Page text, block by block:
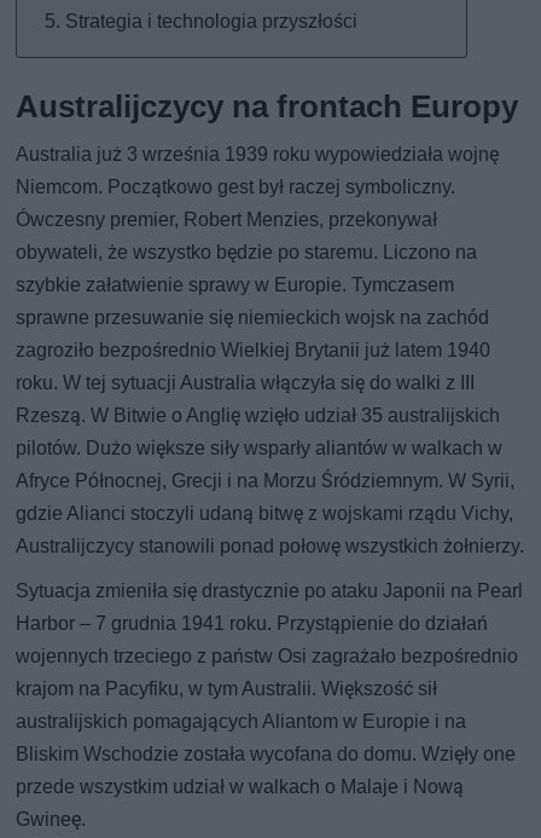
Strategia i technologia przyszłości
Australijczycy na frontach Europy
Australia już 3 września 1939 roku wypowiedziała wojnę
Niemcom. Początkowo gest był raczej symboliczny.
Ówczesny premier, Robert Menzies, przekonywał
obywateli, że wszystko będzie po staremu. Liczono na
szybkie załatwienie sprawy w Europie. Tymczasem
sprawne przesuwanie się niemieckich wojsk na zachód
zagroziło bezpośrednio Wielkiej Brytanii już latem 1940
roku. W tej sytuacji Australia włączyła się do walki z III
Rzeszą. W Bitwie o Anglię wzięło udział 35 australijskich
pilotów. Dużo większe siły wsparły aliantów w walkach w
Afryce Północnej, Grecji i na Morzu Śródziemnym. W Syrii,
gdzie Alianci stoczyli udaną bitwę z wojskami rządu Vichy,
Australijczycy stanowili ponad połowę wszystkich żołnierzy.
Sytuacja zmieniła się drastycznie po ataku Japonii na Pearl
Harbor – 7 grudnia 1941 roku. Przystąpienie do działań
wojennych trzeciego z państw Osi zagrażało bezpośrednio
krajom na Pacyfiku, w tym Australii. Większość sił
australijskich pomagających Aliantom w Europie i na
Bliskim Wschodzie została wycofana do domu. Wzięły one
przede wszystkim udział w walkach o Malaje i Nową
Gwineę.